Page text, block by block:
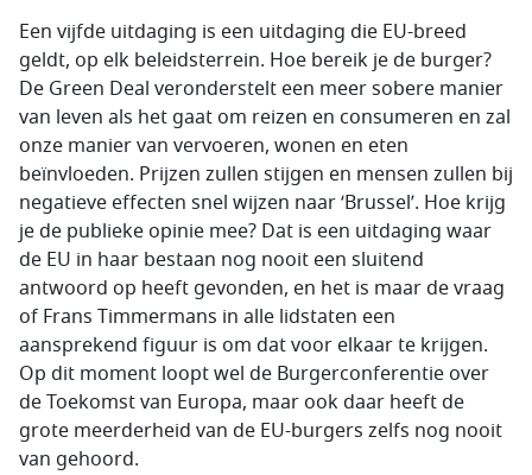
Een vijfde uitdaging is een uitdaging die EU-breed
geldt, op elk beleidsterrein. Hoe bereik je de burger?
De Green Deal veronderstelt een meer sobere manier
van leven als het gaat om reizen en consumeren en zal
onze manier van vervoeren, wonen en eten
beïnvloeden. Prijzen zullen stijgen en mensen zullen bij
negatieve effecten snel wijzen naar ‘Brussel’. Hoe krijg
je de publieke opinie mee? Dat is een uitdaging waar
de EU in haar bestaan nog nooit een sluitend
antwoord op heeft gevonden, en het is maar de vraag
of Frans Timmermans in alle lidstaten een
aansprekend figuur is om dat voor elkaar te krijgen.
Op dit moment loopt wel de Burgerconferentie over
de Toekomst van Europa, maar ook daar heeft de
grote meerderheid van de EU-burgers zelfs nog nooit
van gehoord.